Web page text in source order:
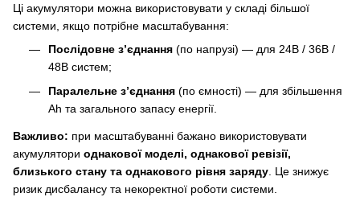
Ці акумулятори можна використовувати у складі більшої
системи, якщо потрібне масштабування:
Послідовне з’єднання (по напрузі) — для 24В / 36В /
48В систем;
Паралельне з’єднання (по ємності) — для збільшення
Ah та загального запасу енергії.
Важливо: при масштабуванні бажано використовувати
акумулятори однакової моделі, однакової ревізії,
близького стану та однакового рівня заряду . Це знижує
ризик дисбалансу та некоректної роботи системи.